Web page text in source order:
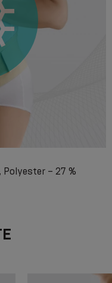
Polyester – 27 %